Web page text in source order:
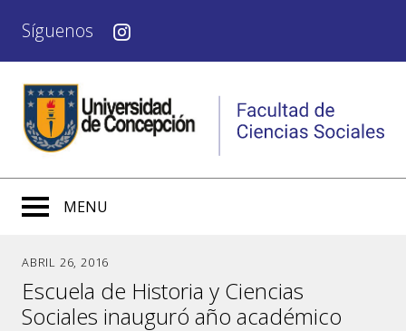
Síguenos
MENU
ABRIL 26, 2016
Escuela de Historia y Ciencias
Sociales inauguró año académico